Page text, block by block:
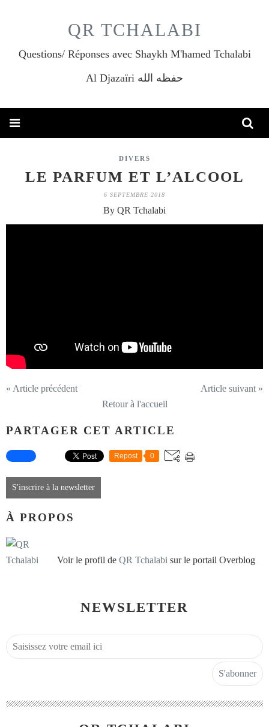
QR TCHALABI
Questions/ Réponses avec Shaykh M'hamed Tchalabi
Al Djazaïri حفظه الله
DIVERS
LE PARFUM ET L’ALCOOL
6 SEPTEMBRE 2018
By QR Tchalabi
« Article précédent
Article suivant »
Retour à l'accueil
PARTAGER CET ARTICLE
Repost 0
S'inscrire à la newsletter
À PROPOS
Voir le profil de QR Tchalabi sur le portail Overblog
NEWSLETTER